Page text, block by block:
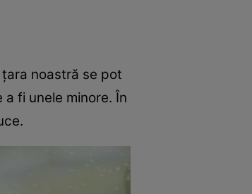
noastră se pot
fi unele minore. În